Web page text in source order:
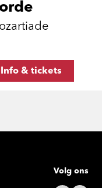
Info & tickets
Volg ons